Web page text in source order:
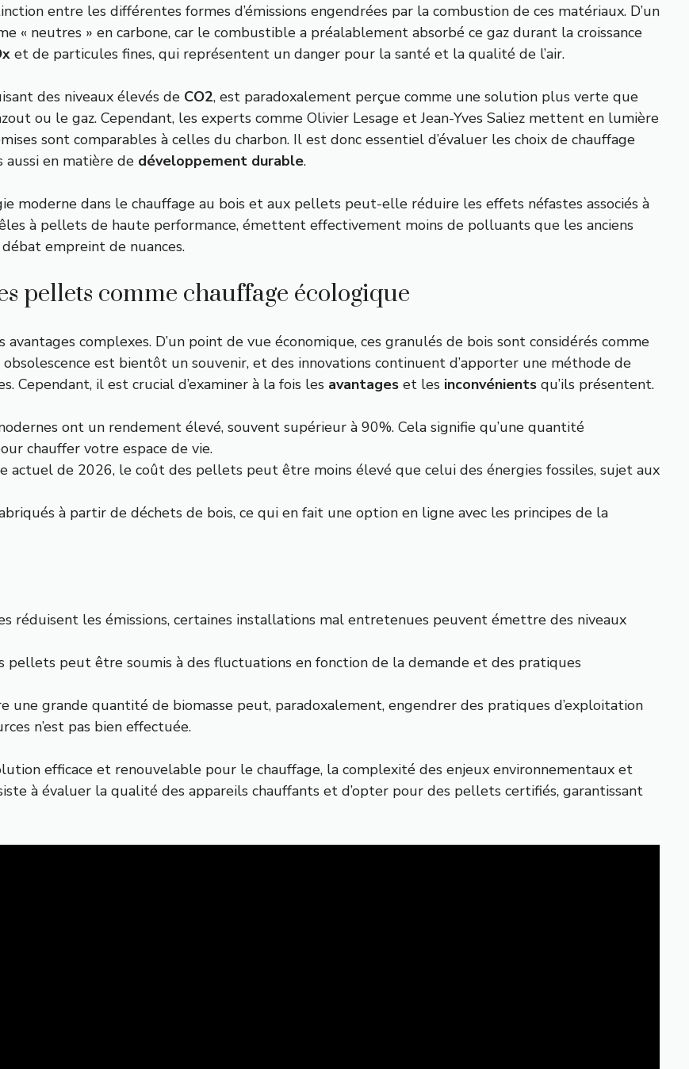
entre les différentes formes d’émissions engendrées par la combustion de ces matériaux. D’un
« neutres » en carbone, car le combustible a préalablement absorbé ce gaz durant la croissance
et de particules fines, qui représentent un danger pour la santé et la qualité de l’air.
des niveaux élevés de CO2, est paradoxalement perçue comme une solution plus verte que
ou le gaz. Cependant, les experts comme Olivier Lesage et Jean-Yves Saliez mettent en lumière
sont comparables à celles du charbon. Il est donc essentiel d’évaluer les choix de chauffage
aussi en matière de développement durable.
moderne dans le chauffage au bois et aux pellets peut-elle réduire les effets néfastes associés à
à pellets de haute performance, émettent effectivement moins de polluants que les anciens
empreint de nuances.
pellets comme chauffage écologique
avantages complexes. D’un point de vue économique, ces granulés de bois sont considérés comme
est bientôt un souvenir, et des innovations continuent d’apporter une méthode de
Cependant, il est crucial d’examiner à la fois les avantages et les inconvénients qu’ils présentent.
ont un rendement élevé, souvent supérieur à 90%. Cela signifie qu’une quantité
chauffer votre espace de vie.
actuel de 2026, le coût des pellets peut être moins élevé que celui des énergies fossiles, sujet aux
à partir de déchets de bois, ce qui en fait une option en ligne avec les principes de la
réduisent les émissions, certaines installations mal entretenues peuvent émettre des niveaux
pellets peut être soumis à des fluctuations en fonction de la demande et des pratiques
une grande quantité de biomasse peut, paradoxalement, engendrer des pratiques d’exploitation
n’est pas bien effectuée.
efficace et renouvelable pour le chauffage, la complexité des enjeux environnementaux et
à évaluer la qualité des appareils chauffants et d’opter pour des pellets certifiés, garantissant